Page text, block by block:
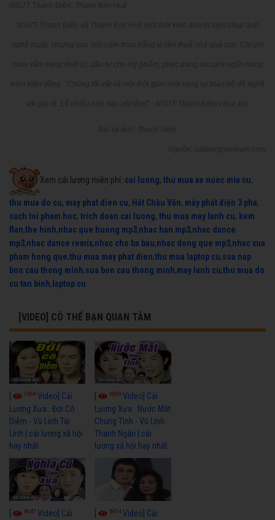
Xem cải lương miễn phí: cai luong, thu mua xe nuoc mia cu,
thu mua do cu, may phat dien cu, Hát Chầu Văn, máy phát điện 3 pha,
sach toi pham hoc, trich doan cai luong, thu mua may lanh cu, kem
flan,the hinh,nhac que huong mp3,nhac han mp3,nhac dance
mp3,nhac dance remix,nhac cho ba bau,nhac dong que mp3,nhac xua
pham hong que,thu mua may phat dien,thu mua laptop cu,sua nap
bon cau thong minh,sua bon cau thong minh,may lanh cu,thu mua do
cu tan binh, laptop cu
[VIDEO] CÓ THỂ BẠN QUAN TÂM
7659 Video] Cải
Lương Xưa : Đời Cô
Diễm - Vũ Linh Tài
Linh | cải lương xã hội
hay nhất
6909Video] Cải
Lương Xưa : Nước Mắt
Chung Tình - Vũ Linh
Thanh Ngân | cải
lương xã hội hay nhất
6047 Video] Cải
6674Video] Cải